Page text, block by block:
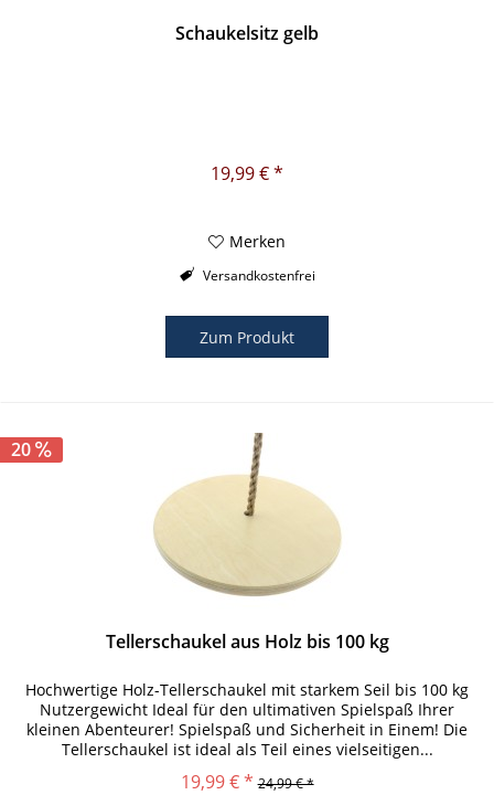
Schaukelsitz gelb
19,99 € *
Merken
Versandkostenfrei
Zum Produkt
20
Tellerschaukel aus Holz bis 100 kg
Hochwertige Holz-Tellerschaukel mit starkem Seil bis 100 kg
Nutzergewicht Ideal für den ultimativen Spielspaß Ihrer
kleinen Abenteurer! Spielspaß und Sicherheit in Einem! Die
Tellerschaukel ist ideal als Teil eines vielseitigen...
19,99 € * 24,99 € *